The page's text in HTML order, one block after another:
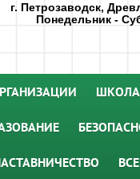
г. Петрозаводск,
Понедельник -
ШКОЛА